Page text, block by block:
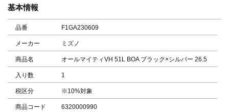
基本情報
品番 F1GA230609
メーカー ミズノ
商品名 オールマイティVH 51L BOA ブラック×シルバー 26.5
入り数 1
税区分 ※10%対象
商品コード 6320000990